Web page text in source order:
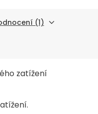
(1)
zatížení